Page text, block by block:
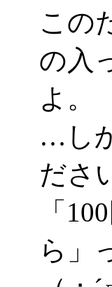
この
の入
よ。
…し
ださ
「
ら」